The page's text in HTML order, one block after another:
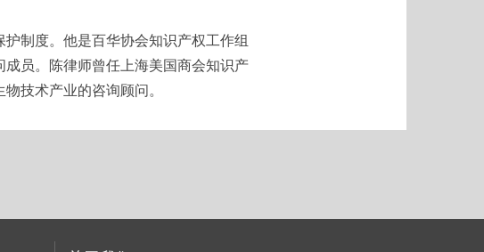
制度。他是百华协会知识产权工作组
员。陈律师曾任上海美国商会知识产
技术产业的咨询顾问。